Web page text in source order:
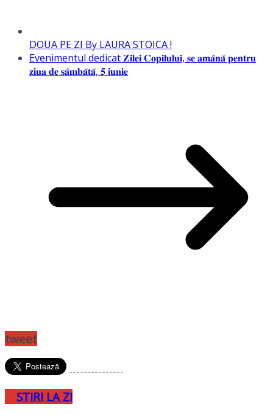
DOUA PE ZI By LAURA STOICA !
Evenimentul dedicat 𝐙𝐢𝐥𝐞𝐢 𝐂𝐨𝐩𝐢𝐥𝐮𝐥𝐮𝐢, 𝐬𝐞 𝐚𝐦𝐚̂𝐧𝐚̆ 𝐩𝐞𝐧𝐭𝐫𝐮
𝐳𝐢𝐮𝐚 𝐝𝐞 𝐬𝐚̂𝐦𝐛𝐚̆𝐭𝐚̆, 𝟓 𝐢𝐮𝐧𝐢𝐞
tweet
---------------
STIRI LA ZI